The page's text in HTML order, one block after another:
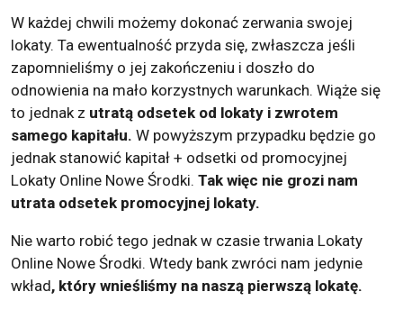
W każdej chwili możemy dokonać zerwania swojej
lokaty. Ta ewentualność przyda się, zwłaszcza jeśli
zapomnieliśmy o jej zakończeniu i doszło do
odnowienia na mało korzystnych warunkach. Wiąże się
to jednak z utratą odsetek od lokaty i zwrotem
samego kapitału. W powyższym przypadku będzie go
jednak stanowić kapitał + odsetki od promocyjnej
Lokaty Online Nowe Środki. Tak więc nie grozi nam
utrata odsetek promocyjnej lokaty.
Nie warto robić tego jednak w czasie trwania Lokaty
Online Nowe Środki. Wtedy bank zwróci nam jedynie
wkład, który wnieśliśmy na naszą pierwszą lokatę.